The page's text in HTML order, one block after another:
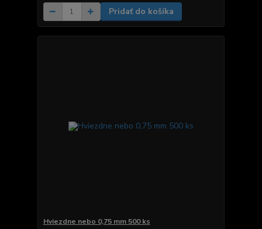
Pridať do košíka
Hviezdne nebo 0,75 mm 500 ks